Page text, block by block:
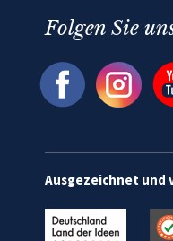
Folgen Sie
Ausgezeichnet und